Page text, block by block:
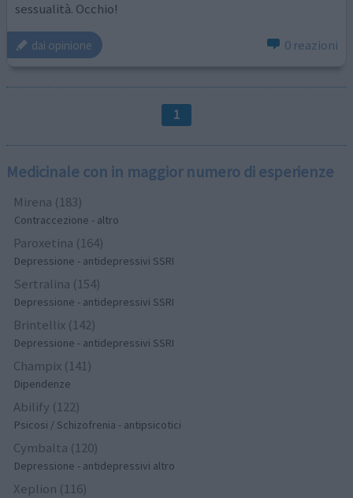
sessualità. Occhio!
dai opinione 0 reazioni
1
Medicinale con in maggior numero di esperienze
Mirena (183)
Contraccezione - altro
Paroxetina (164)
Depressione - antidepressivi SSRI
Sertralina (154)
Depressione - antidepressivi SSRI
Brintellix (142)
Depressione - antidepressivi SSRI
Champix (141)
Dipendenze
Abilify (122)
Psicosi / Schizofrenia - antipsicotici
Cymbalta (120)
Depressione - antidepressivi altro
Xeplion (116)